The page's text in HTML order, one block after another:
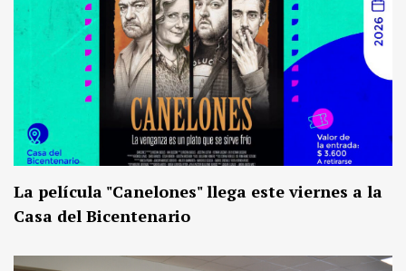
La película "Canelones" llega este viernes a la
Casa del Bicentenario